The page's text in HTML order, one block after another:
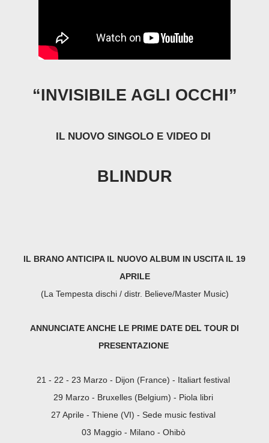
“INVISIBILE AGLI OCCHI”
IL NUOVO SINGOLO E VIDEO DI
BLINDUR
IL BRANO ANTICIPA IL NUOVO ALBUM IN USCITA IL 19
APRILE
(La Tempesta dischi / distr. Believe/Master Music)
ANNUNCIATE ANCHE LE PRIME DATE DEL TOUR DI
PRESENTAZIONE
21 - 22 - 23 Marzo - Dijon (France) - Italiart festival
29 Marzo - Bruxelles (Belgium) - Piola libri
27 Aprile - Thiene (VI) - Sede music festival
03 Maggio - Milano - Ohibò